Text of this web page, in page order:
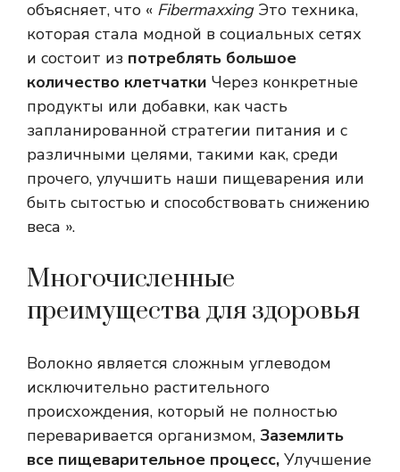
объясняет, что « FibermaxxingЭто техника,
которая стала модной в социальных сетях
и состоит из потреблять большое
количество клетчатки Через конкретные
продукты или добавки, как часть
запланированной стратегии питания и с
различными целями, такими как, среди
прочего, улучшить наши пищеварения или
быть сытостью и способствовать снижению
веса ».
Многочисленные
преимущества для здоровья
Волокно является сложным углеводом
исключительно растительного
происхождения, который не полностью
переваривается организмом, Заземлить
все пищеварительное процесс, Улучшение